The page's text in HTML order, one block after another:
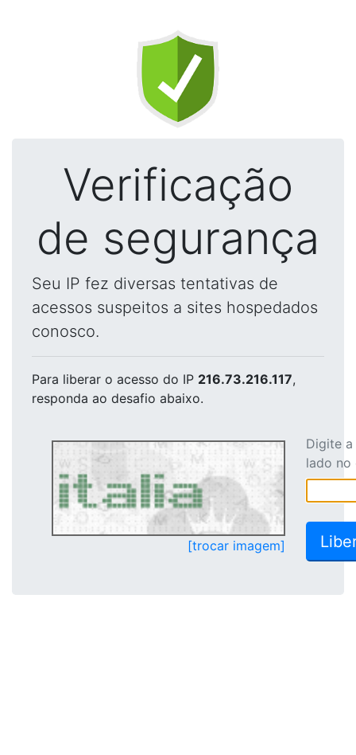
Verificação
de segurança
Seu IP fez diversas tentativas de
acessos suspeitos a sites hospedados
conosco.
Para liberar o acesso do IP 216.73.216.117,
responda ao desafio abaixo.
[trocar imagem]
Digite
lado no